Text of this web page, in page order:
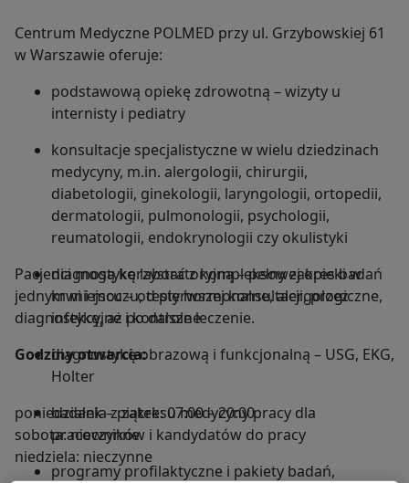
Centrum Medyczne POLMED przy ul. Grzybowskiej 61
w Warszawie oferuje:
podstawową opiekę zdrowotną – wizyty u
internisty i pediatry
konsultacje specjalistyczne w wielu dziedzinach
medycyny, m.in. alergologii, chirurgii,
diabetologii, ginekologii, laryngologii, ortopedii,
dermatologii, pulmonologii, psychologii,
reumatologii, endokrynologii czy okulistyki
diagnostykę laboratoryjną – pełny zakres badań
krwi i moczu, testy hormonalne, alergologiczne,
infekcyjne i kontrolne
diagnostykę obrazową i funkcjonalną – USG, EKG,
Holter
badania z zakresu medycyny pracy dla
pracowników i kandydatów do pracy
programy profilaktyczne i pakiety badań,
Pacjenci mogą korzystać z kompleksowej opieki w
jednym miejscu – od pierwszej konsultacji, przez
diagnostykę, aż po dalsze leczenie.
Godziny otwarcia:
poniedziałek – piątek: 07:00 – 20:00
sobota: nieczynne
niedziela: nieczynne